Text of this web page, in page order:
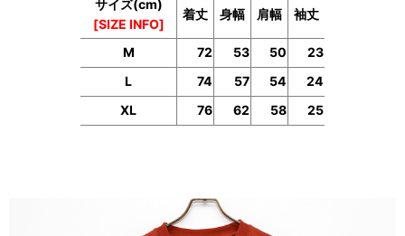
サイズ(cm)
[SIZE INFO]
着丈 身幅 肩幅 袖丈
M 72 53 50
23
L
74 57 54
24
XL
76 62 58 25